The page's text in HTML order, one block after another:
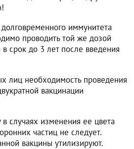
иммунитета
проводить той же дозой
срок до 3 лет после введения
лиц необходимость проведения
вакцинации
в случаях изменения ее цвета
частиц не следует.
вакцины утилизируют.